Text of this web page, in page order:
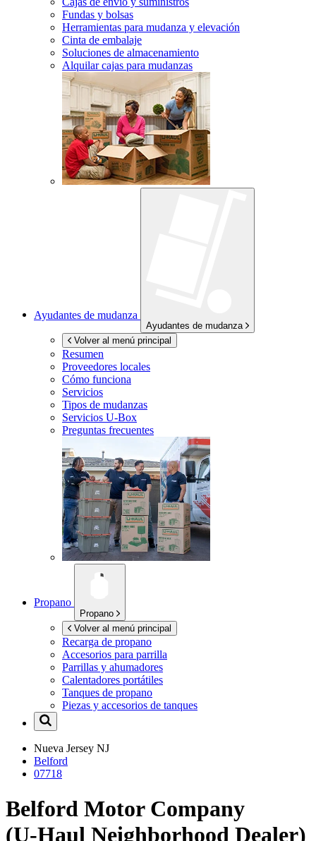
Fundas y bolsas
Herramientas para mudanza y elevación
Cinta de embalaje
Soluciones de almacenamiento
Alquilar cajas para mudanzas
Ayudantes de mudanza
Ayudantes de mudanza
Volver al menú principal
Resumen
Proveedores locales
Cómo funciona
Servicios
Tipos de mudanzas
Servicios U-Box
Preguntas frecuentes
Propano
Propano
Volver al menú principal
Recarga de propano
Accesorios para parrilla
Parrillas y ahumadores
Calentadores portátiles
Tanques de propano
Piezas y accesorios de tanques
Nueva Jersey NJ
Belford
07718
Belford Motor Company
(U-Haul Neighborhood Dealer)